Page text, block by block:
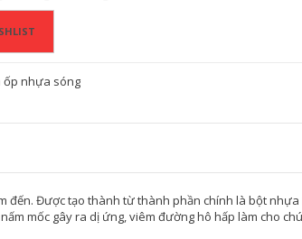
ốp nhựa sóng
đến. Được tạo thành từ thành phần chính là bột nhựa
mốc gây ra dị ứng, viêm đường hô hấp làm cho